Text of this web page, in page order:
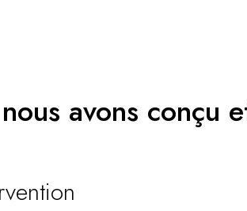
avons conçu